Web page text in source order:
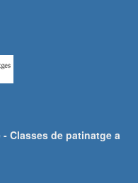
Classes de patinatge a